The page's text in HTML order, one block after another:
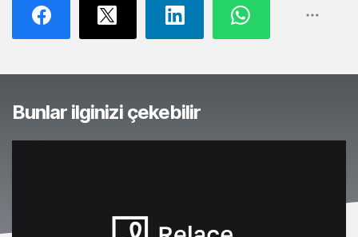
Bunlar ilginizi çekebilir